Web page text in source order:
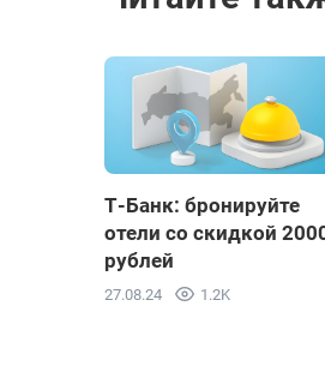
Т-Банк: бронируйте
отели со скидкой
рублей
27.08.24 1.2K